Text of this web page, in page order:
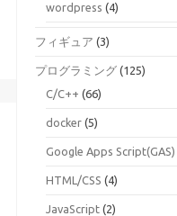
wordpress (4)
フィギュア (3)
プログラミング (125)
C/C++ (66)
docker (5)
Google Apps Script(GAS)
HTML/CSS (4)
JavaScript (2)